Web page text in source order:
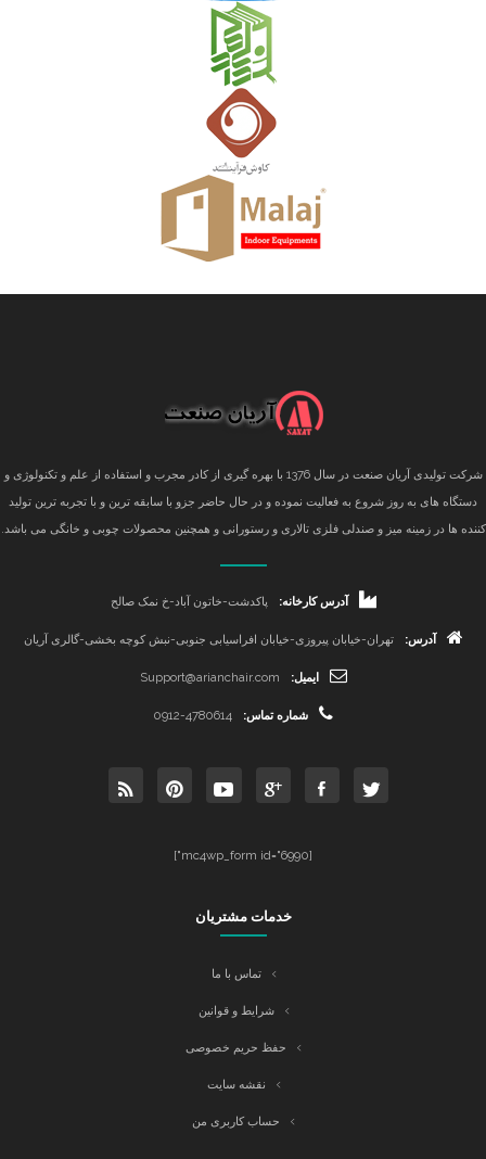
شرکت تولیدی آریان صنعت در سال 1376 با بهره گیری از کادر مجرب و استفاده از علم و تکنولوژی و
دستگاه های به روز شروع به فعالیت نموده و در حال حاضر جزو با سابقه ترین و با تجربه ترین تولید
کننده ها در زمینه میز و صندلی فلزی تالاری و رستورانی و همچنین محصولات چوبی و خانگی می باشد.
آدرس کارخانه: پاکدشت-خاتون آباد-خ نمک صالح
آدرس: تهران-خیابان پیروزی-خیابان افراسیابی جنوبی-نبش کوچه بخشی-گالری آریان
ایمیل: Support@arianchair.com
شماره تماس: 0912-4780614
[mc4wp_form id="6990"]
خدمات مشتریان
تماس با ما
شرایط و قوانین
حفظ حریم خصوصی
نقشه سایت
حساب کاربری من